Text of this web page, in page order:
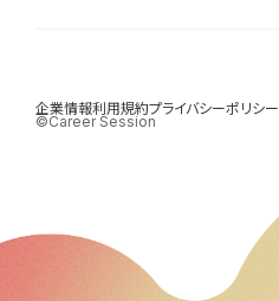
©Career Session
企業情報利用規約プライバシーポリシー